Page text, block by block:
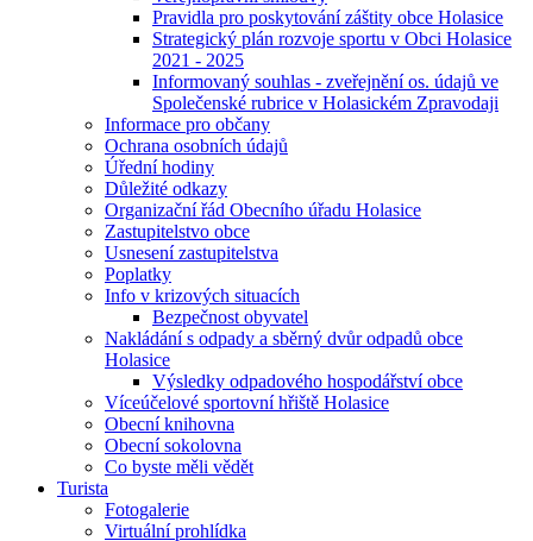
Pravidla pro poskytování záštity obce Holasice
Strategický plán rozvoje sportu v Obci Holasice
2021 - 2025
Informovaný souhlas - zveřejnění os. údajů ve
Společenské rubrice v Holasickém Zpravodaji
Informace pro občany
Ochrana osobních údajů
Úřední hodiny
Důležité odkazy
Organizační řád Obecního úřadu Holasice
Zastupitelstvo obce
Usnesení zastupitelstva
Poplatky
Info v krizových situacích
Bezpečnost obyvatel
Nakládání s odpady a sběrný dvůr odpadů obce
Holasice
Výsledky odpadového hospodářství obce
Víceúčelové sportovní hřiště Holasice
Obecní knihovna
Obecní sokolovna
Co byste měli vědět
Turista
Fotogalerie
Virtuální prohlídka